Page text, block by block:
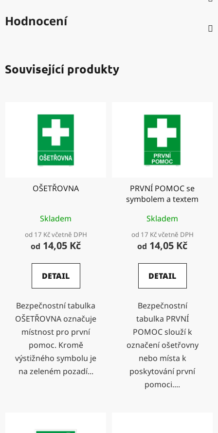
Hodnocení
Související produkty
OŠETŘOVNA
Skladem
od 17 Kč včetně DPH
od 14,05 Kč
DETAIL
Bezpečnostní tabulka
OŠETŘOVNA označuje
místnost pro první
pomoc. Kromě
výstižného symbolu je
na zeleném pozadí...
PRVNÍ POMOC se
symbolem a textem
Skladem
od 17 Kč včetně DPH
od 14,05 Kč
DETAIL
Bezpečnostní
tabulka PRVNÍ
POMOC slouží k
označení ošetřovny
nebo místa k
poskytování první
pomoci....